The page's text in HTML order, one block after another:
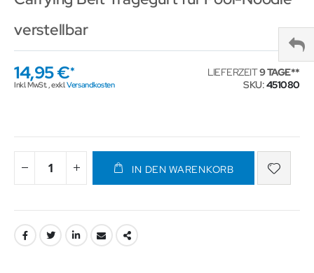
verstellbar
14,95 €
Inkl. MwSt.,exkl.Versandkosten
LIEFERZEIT9 TAGE
SKU 451080
IN DEN WARENKORB